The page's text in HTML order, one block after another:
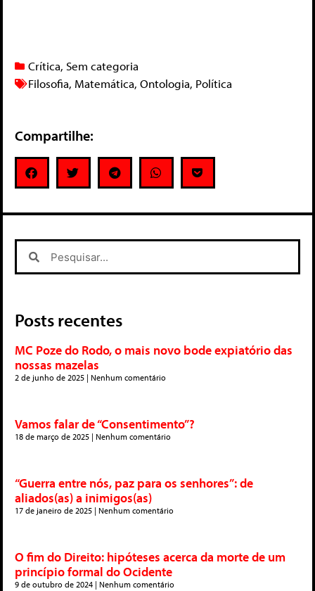
Crítica, Sem categoria
Filosofia, Matemática, Ontologia, Política
Compartilhe:
Posts recentes
MC Poze do Rodo, o mais novo bode expiatório das
nossas mazelas
2 de junho de 2025 Nenhum comentário
Vamos falar de “Consentimento”?
18 de março de 2025 Nenhum comentário
“Guerra entre nós, paz para os senhores”: de
aliados(as) a inimigos(as)
17 de janeiro de 2025 Nenhum comentário
O fim do Direito: hipóteses acerca da morte de um
princípio formal do Ocidente
9 de outubro de 2024 Nenhum comentário